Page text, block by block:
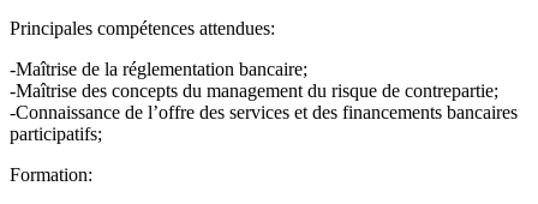
Principales compétences attendues:
-Maîtrise de la réglementation bancaire;
-Maîtrise des concepts du management du risque de contrepartie;
-Connaissance de l’offre des services et des financements bancaires
participatifs;
Formation: